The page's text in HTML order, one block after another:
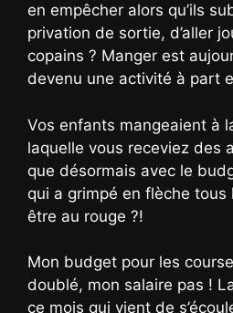
en empêcher alors qu’ils
privation de sortie, d’aller
copains ? Manger est
devenu une activité à part
Vos enfants mangeaient à
laquelle vous receviez des
que désormais avec le
qui a grimpé en flèche
être au rouge ?!
Mon budget pour les
doublé, mon salaire pas !
ce mois qui vient de